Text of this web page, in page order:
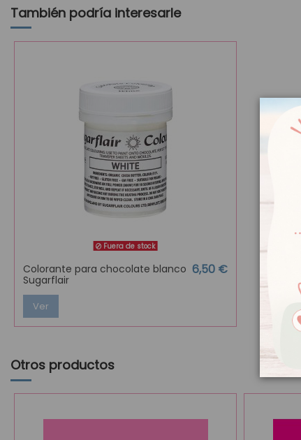
También podría interesarle
Fuera de stock
Colorante para chocolate blanco
Sugarflair
6,50 €
Ver
Otros productos